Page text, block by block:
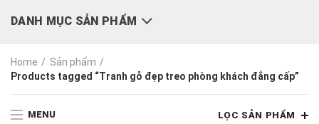
DANH MỤC SẢN PHẨM
Home
Sản phẩm
Products tagged “Tranh gỗ đẹp treo phòng khách đẳng cấp”
MENU LỌC SẢN PHẨM